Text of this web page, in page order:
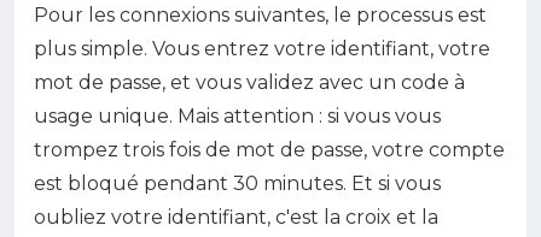
Pour les connexions suivantes, le processus est
plus simple. Vous entrez votre identifiant, votre
mot de passe, et vous validez avec un code à
usage unique. Mais attention : si vous vous
trompez trois fois de mot de passe, votre compte
est bloqué pendant 30 minutes. Et si vous
oubliez votre identifiant, c'est la croix et la